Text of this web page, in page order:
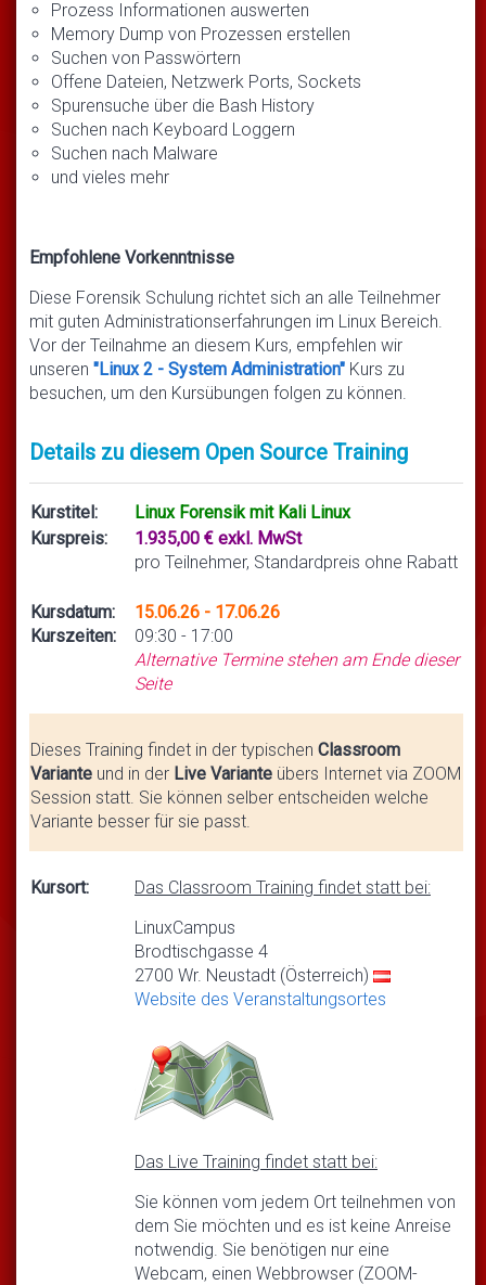
Prozess Informationen auswerten
Memory Dump von Prozessen erstellen
Suchen von Passwörtern
Offene Dateien, Netzwerk Ports, Sockets
Spurensuche über die Bash History
Suchen nach Keyboard Loggern
Suchen nach Malware
und vieles mehr
Empfohlene Vorkenntnisse
Diese Forensik Schulung richtet sich an alle Teilnehmer
mit guten Administrationserfahrungen im Linux Bereich.
Vor der Teilnahme an diesem Kurs, empfehlen wir
unseren "Linux 2 - System Administration" Kurs zu
besuchen, um den Kursübungen folgen zu können.
Details zu diesem Open Source Training
Kurstitel:
Linux Forensik mit Kali Linux
Kurspreis:
1.935,00 € exkl. MwSt
pro Teilnehmer, Standardpreis ohne Rabatt
Kursdatum:
Kurszeiten:
15.06.26 - 17.06.26
09:30 - 17:00
Alternative Termine stehen am Ende dieser
Seite
Dieses Training findet in der typischen Classroom
Variante und in der Live Variante übers Internet via ZOOM
Session statt. Sie können selber entscheiden welche
Variante besser für sie passt.
Kursort:
Das Classroom Training findet statt bei:
LinuxCampus
Brodtischgasse 4
2700 Wr. Neustadt (Österreich)
Website des Veranstaltungsortes
Das Live Training findet statt bei:
Sie können vom jedem Ort teilnehmen von
dem Sie möchten und es ist keine Anreise
notwendig. Sie benötigen nur eine
Webcam, einen Webbrowser (ZOOM-